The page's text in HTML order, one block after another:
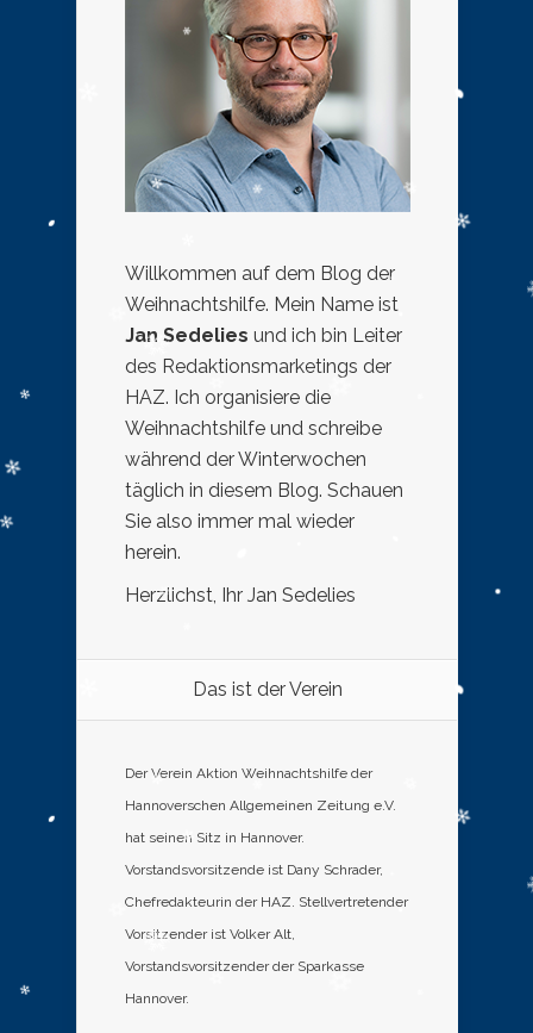
Willkommen auf dem Blog der
Weihnachtshilfe. Mein Name ist
Jan Sedelies und ich bin Leiter
des Redaktionsmarketings der
HAZ. Ich organisiere die
Weihnachtshilfe und schreibe
während der Winterwochen
täglich in diesem Blog. Schauen
Sie also immer mal wieder
herein.
Herzlichst, Ihr Jan Sedelies
Das ist der Verein
Der Verein Aktion Weihnachtshilfe der
Hannoverschen Allgemeinen Zeitung e.V.
hat seinen Sitz in Hannover.
Vorstandsvorsitzende ist Dany Schrader,
Chefredakteurin der HAZ. Stellvertretender
Vorsitzender ist Volker Alt,
Vorstandsvorsitzender der Sparkasse
Hannover.